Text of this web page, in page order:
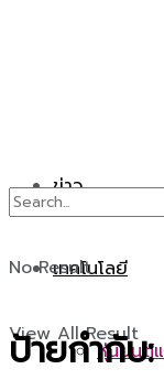
ข่าว
เทคโนโลยี
หุ่นยนต์
No Result
View All Result
ป้ายกำกั